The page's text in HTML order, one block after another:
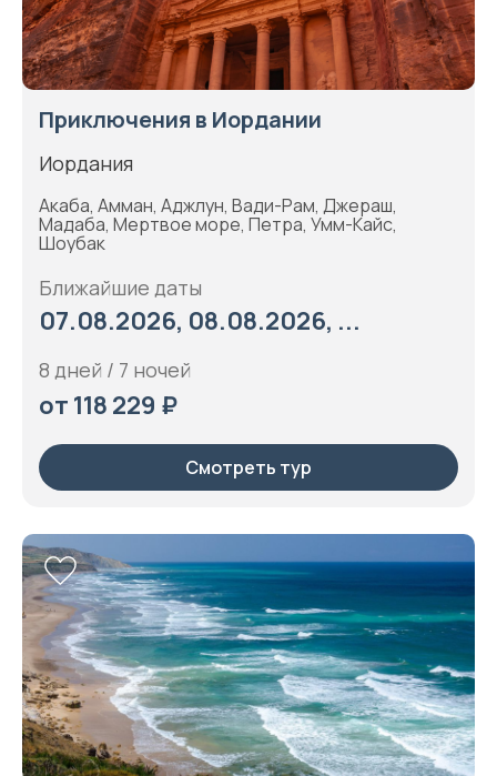
Приключения в Иордании
Иордания
Акаба, Амман, Аджлун, Вади-Рам, Джераш,
Мадаба, Мертвое море, Петра, Умм-Кайс,
Шоубак
Ближайшие даты
07.08.2026, 08.08.2026, ...
8 дней / 7 ночей
от 118 229 ₽
Смотреть тур